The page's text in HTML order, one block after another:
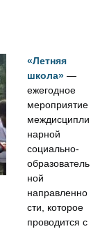
«Летняя
школа» —
ежегодное
мероприятие
междисципли
нарной
социально-
образователь
ной
направленно
сти, которое
проводится с